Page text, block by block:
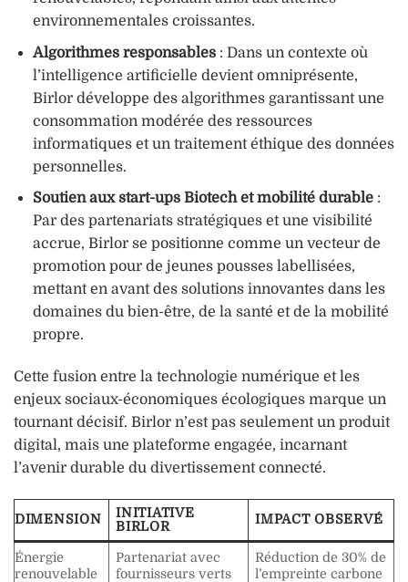
environnementales croissantes.
Algorithmes responsables: Dans un contexte où
l’intelligence artificielle devient omniprésente,
Birlor développe des algorithmes garantissant une
consommation modérée des ressources
informatiques et un traitement éthique des données
personnelles.
Soutien aux start-ups Biotech et mobilité durable:
Par des partenariats stratégiques et une visibilité
accrue, Birlor se positionne comme un vecteur de
promotion pour de jeunes pousses labellisées,
mettant en avant des solutions innovantes dans les
domaines du bien-être, de la santé et de la mobilité
propre.
Cette fusion entre la technologie numérique et les
enjeux sociaux-économiques écologiques marque un
tournant décisif. Birlor n’est pas seulement un produit
digital, mais une plateforme engagée, incarnant
l’avenir durable du divertissement connecté.
DIMENSION
INITIATIVE
BIRLOR
IMPACT OBSERVÉ
Énergie
renouvelable
Partenariat avec
fournisseurs verts
Réduction de 30% de
l’empreinte carbone